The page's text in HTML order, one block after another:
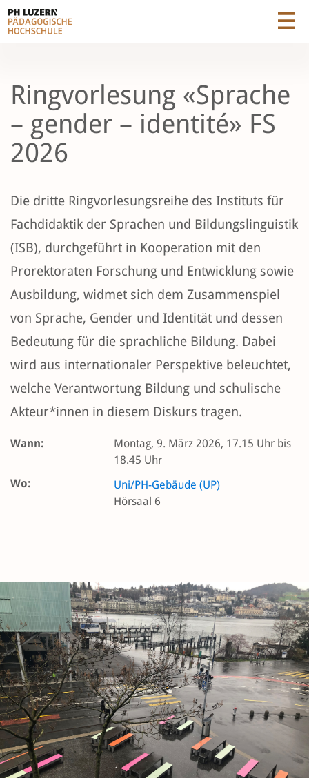
Ringvorlesung «Sprache
– gender – identité» FS
2026
Die dritte Ringvorlesungsreihe des Instituts für
Fachdidaktik der Sprachen und Bildungslinguistik
(ISB), durchgeführt in Kooperation mit den
Prorektoraten Forschung und Entwicklung sowie
Ausbildung, widmet sich dem Zusammenspiel
von Sprache, Gender und Identität und dessen
Bedeutung für die sprachliche Bildung. Dabei
wird aus internationaler Perspektive beleuchtet,
welche Verantwortung Bildung und schulische
Akteur*innen in diesem Diskurs tragen.
Wann:
Montag, 9. März 2026, 17.15 Uhr bis
18.45 Uhr
Wo:
Uni/PH-Gebäude (UP)
Hörsaal 6